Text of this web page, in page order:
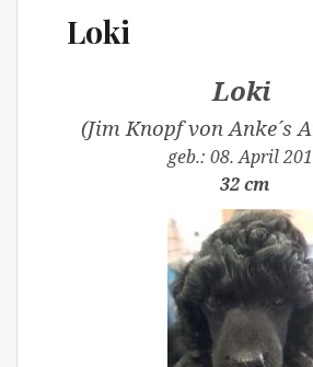
Loki
Loki
(Jim Knopf von Anke´s
geb.: 08. April
32 cm